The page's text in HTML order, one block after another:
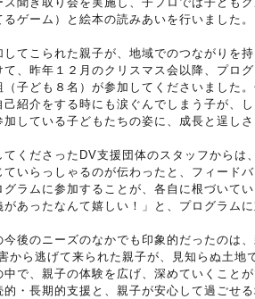
ゲーム）と絵本の読みあいを行いました。
してこられた親子が、地域でのつながりを
て、昨年１２月のクリスマス会以降、プロ
（子ども８名）が参加してくださいました
己紹介をする時にも涙ぐんでしまう子が、
加している子どもたちの姿に、成長と逞しさ
てくださったDV支援団体のスタッフから
ていらっしゃるのが伝わったと、フィード
グラムに参加することが、各自に根づいて
があったなんて嬉しい！」と、プログラム
今後のニーズのなかでも印象的だったのは
から逃げて来られた親子が、見知らぬ土地
中で、親子の体験を広げ、深めていくこと
的・長期的支援と、親子が安心して過ごせ